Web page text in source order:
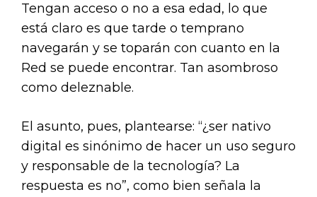
Tengan acceso o no a esa edad, lo que
está claro es que tarde o temprano
navegarán y se toparán con cuanto en la
Red se puede encontrar. Tan asombroso
como deleznable.
El asunto, pues, plantearse: “¿ser nativo
digital es sinónimo de hacer un uso seguro
y responsable de la tecnología? La
respuesta es no”, como bien señala la